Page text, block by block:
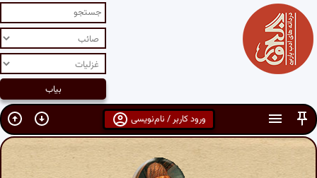
ورود کاربر / نام‌نویسی